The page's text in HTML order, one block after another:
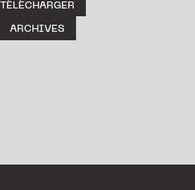
TÉLÉCHARGER
ARCHIVES